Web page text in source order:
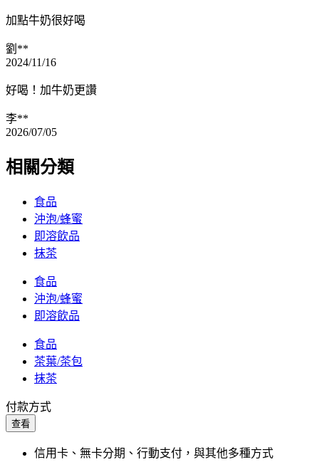
加點牛奶很好喝
劉**
2024/11/16
好喝！加牛奶更讚
李**
2026/07/05
相關分類
食品
沖泡/蜂蜜
即溶飲品
抹茶
食品
沖泡/蜂蜜
即溶飲品
食品
茶葉/茶包
抹茶
付款方式
查看
信用卡、無卡分期、行動支付，與其他多種方式